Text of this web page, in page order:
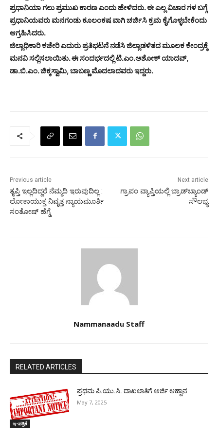
ಪ್ರಧಾನಿಯಾ ಗಲು ಪ್ರಮುಖ ಕಾರಣ ಎಂದು ಹೇಳಿದರು. ಈ ಎಲ್ಲ ವಿಚಾರ ಗಳ ಬಗ್ಗೆ
ಪ್ರಧಾನಿಯವರು ಮನಗಂಡು ಕೂಲಂಕಷ ವಾಗಿ ಚರ್ಚಿಸಿ ಕ್ರಮ ಕೈಗೊಳ್ಳಬೇಕೆಂದು
ಆಗ್ರಹಿಸಿದರು.
ಜಿಲ್ಲಾಧಿಕಾರಿ ಕಚೇರಿ ಎದುರು ಪ್ರತಿಭಟನೆ ನಡೆಸಿ ಜಿಲ್ಲಾಡಳಿತದ ಮೂಲಕ ಕೇಂದ್ರಕ್ಕೆ
ಮನವಿ ಸಲ್ಲಿಸಲಾಯಿತು. ಈ ಸಂದರ್ಭದಲ್ಲಿ ಟಿ.ಎಂ.ಅಶೋಕ್ ಯಾದವ್,
ಡಾ.ಬಿ.ಎಂ. ಚಿಕ್ಕಸ್ವಾಮಿ, ಬಾಬಣ್ಣ ಮೊದಲಾದವರು ಇದ್ದರು.
Previous article
ತೃಪ್ತಿ ಇಲ್ಲದಿದ್ದರೆ ನೆಮ್ಮದಿ ಇರುವುದಿಲ್ಲ :
ಲೋಕಾಯುಕ್ತ ನಿವೃತ್ತ ನ್ಯಾಯಮೂರ್ತಿ
ಸಂತೋಷ್ ಹೆಗ್ಡೆ
Next article
ಗ್ರಾಪಂ ವ್ಯಾಪ್ತಿಯಲ್ಲಿ ಬ್ರಾಡ್‌ಬ್ಯಾಂಡ್
ಸೌಲಭ್ಯ
Nammanaadu Staff
RELATED ARTICLES
ಇ-ಪತ್ರಿಕೆ
ಪ್ರಥಮ ಪಿ.ಯು.ಸಿ. ದಾಖಲಾತಿಗೆ ಅರ್ಜಿ ಆಹ್ವಾನ
May 7, 2025